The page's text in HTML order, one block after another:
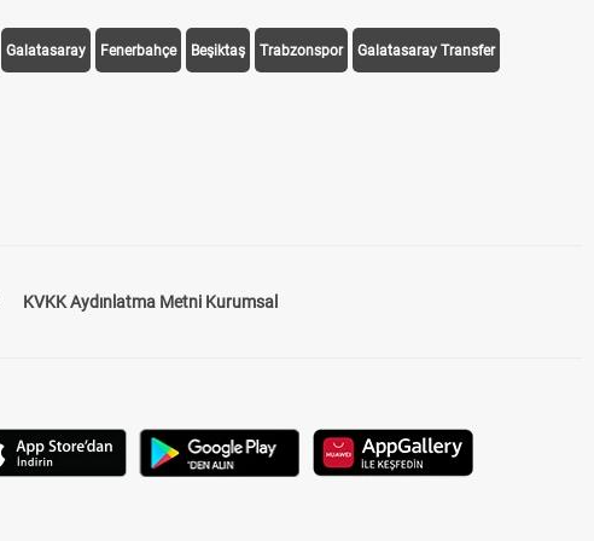
Galatasaray Fenerbahçe Beşiktaş Trabzonspor Galatasaray Transfer
KVKK Aydınlatma Metni Kurumsal